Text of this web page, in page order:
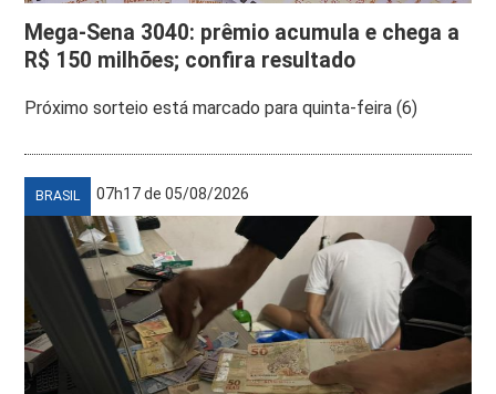
Mega-Sena 3040: prêmio acumula e chega a
R$ 150 milhões; confira resultado
Próximo sorteio está marcado para quinta-feira (6)
BRASIL 07h17 de 05/08/2026